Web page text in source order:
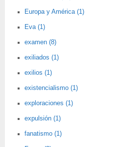
Europa y América (1)
Eva (1)
examen (8)
exiliados (1)
exilios (1)
existencialismo (1)
exploraciones (1)
expulsión (1)
fanatismo (1)